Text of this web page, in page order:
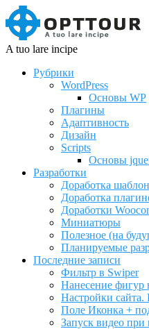
A tuo lare incipe
Рубрики
WordPress
Основы WP
Плагины
Адаптивность
Дизайн
Scripts
Основы
Разработки
Доработка
Доработка
Доработки
Миниатюры
Полезное (на
Планируемые
Последние записи
Фильтр в Swiper
Нанесение фигур
Настройки сайта.
Поле Иконка +
Запуск видео при